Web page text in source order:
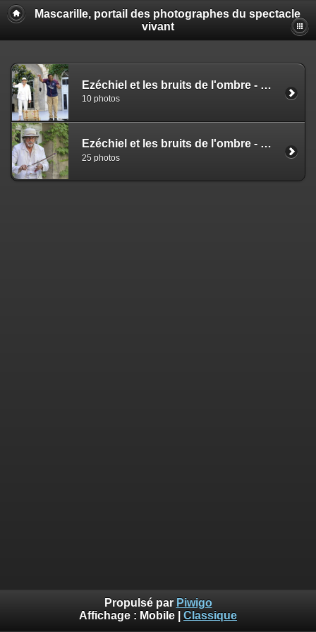
Mascarille, portail des photographes du spectacle
vivant
Ezéchiel et les bruits de l'ombre - Koffi Kwahulé et Michel Risse - NS
10 photos
Ezéchiel et les bruits de l'ombre - Koffi Kwahulé et Michel Risse - MC
25 photos
Propulsé par Piwigo
Affichage : Mobile Classique